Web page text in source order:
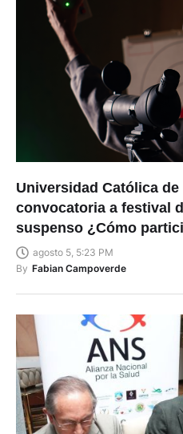
Universidad Católica de
convocatoria a festival
suspenso ¿Cómo
agosto 5, 5:23 PM
By Fabian Campoverde